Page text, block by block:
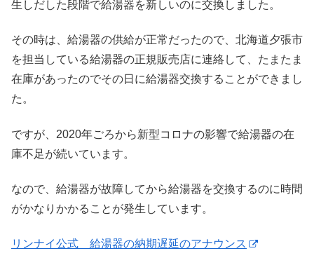
生しだした段階で給湯器を新しいのに交換しました。
その時は、給湯器の供給が正常だったので、北海道夕張市
を担当している給湯器の正規販売店に連絡して、たまたま
在庫があったのでその日に給湯器交換することができまし
た。
ですが、2020年ごろから新型コロナの影響で給湯器の在
庫不足が続いています。
なので、給湯器が故障してから給湯器を交換するのに時間
がかなりかかることが発生しています。
リンナイ公式 給湯器の納期遅延のアナウンス